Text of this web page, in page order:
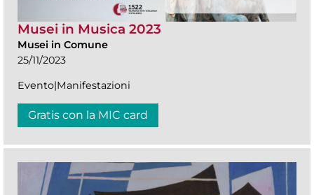
Musei in Musica 2023
Musei in Comune
25/11/2023
Evento|Manifestazioni
Gratis con la MIC card